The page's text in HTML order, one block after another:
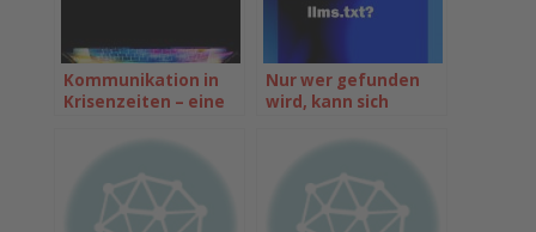
Kommunikation in
Krisenzeiten – eine
Nur wer gefunden
wird, kann sich
*Update*